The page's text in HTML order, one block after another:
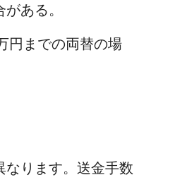
ある。
円までの両替の場
なります。送金手数